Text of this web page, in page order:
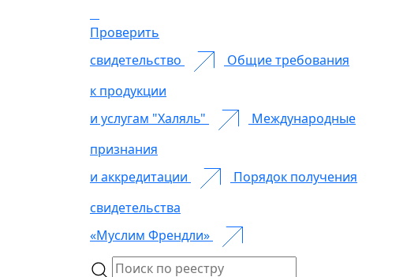
Проверить
свидетельство
Общие требования
к продукции
и услугам "Халяль"
Международные
признания
и аккредитации
Порядок получения
свидетельства
«Муслим Френдли»